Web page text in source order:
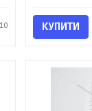
КУПИТИ